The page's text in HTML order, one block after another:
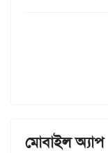
মোবাইল অ্যাপ